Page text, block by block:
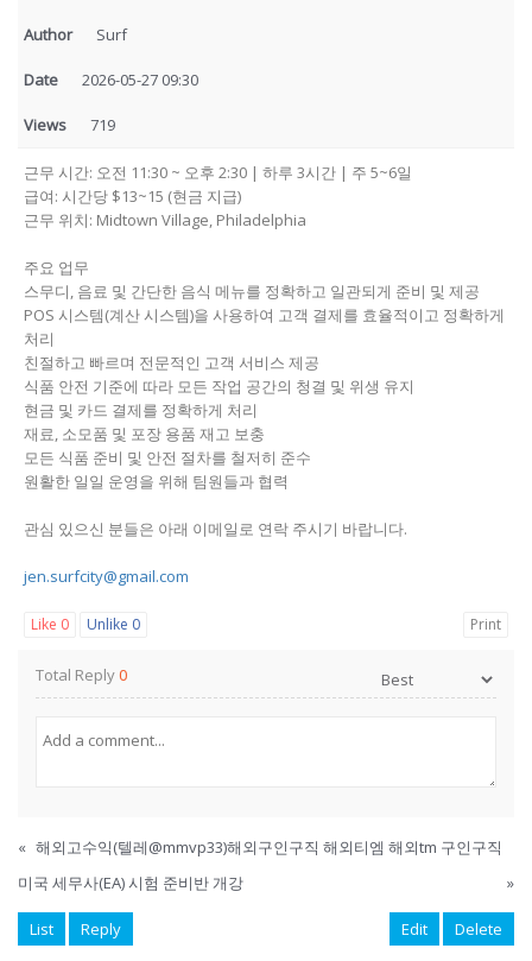
Author Surf
Date 2026-05-27 09:30
Views 719
근무 시간: 오전 11:30 ~ 오후 2:30 | 하루 3시간 | 주 5~6일
급여: 시간당 $13~15 (현금 지급)
근무 위치: Midtown Village, Philadelphia
주요 업무
스무디, 음료 및 간단한 음식 메뉴를 정확하고 일관되게 준비 및 제공
POS 시스템(계산 시스템)을 사용하여 고객 결제를 효율적이고 정확하게
처리
친절하고 빠르며 전문적인 고객 서비스 제공
식품 안전 기준에 따라 모든 작업 공간의 청결 및 위생 유지
현금 및 카드 결제를 정확하게 처리
재료, 소모품 및 포장 용품 재고 보충
모든 식품 준비 및 안전 절차를 철저히 준수
원활한 일일 운영을 위해 팀원들과 협력
관심 있으신 분들은 아래 이메일로 연락 주시기 바랍니다.
jen.surfcity@gmail.com
Like 0 Unlike 0 Print
Total Reply0
« 해외고수익(텔레@mmvp33)해외구인구직 해외티엠 해외tm 구인구직
미국 세무사(EA) 시험 준비반 개강
»
List Reply Edit Delete